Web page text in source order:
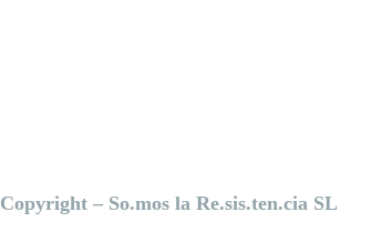
Copyright – So.mos la Re.sis.ten.cia SL